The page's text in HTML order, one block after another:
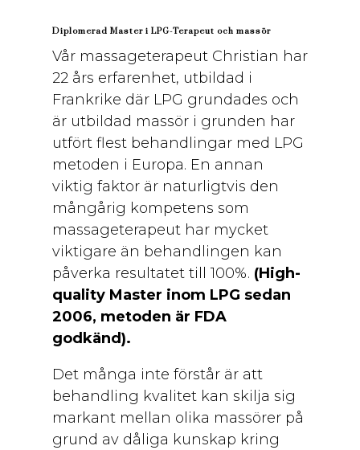
Diplomerad Master i LPG-Terapeut och massör
Vår massageterapeut Christian har
22 års erfarenhet, utbildad i
Frankrike där LPG grundades och
är utbildad massör i grunden har
utfört flest behandlingar med LPG
metoden i Europa. En annan
viktig faktor är naturligtvis den
mångårig kompetens som
massageterapeut har mycket
viktigare än behandlingen kan
påverka resultatet till 100%. (High-
quality Master inom LPG sedan
2006, metoden är FDA
godkänd).
Det många inte förstår är att
behandling kvalitet kan skilja sig
markant mellan olika massörer på
grund av dåliga kunskap kring